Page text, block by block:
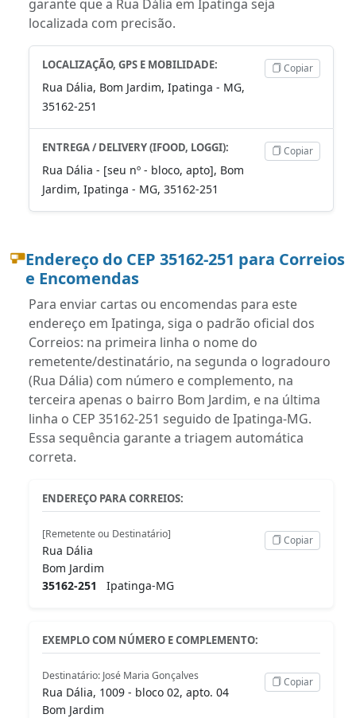
garante que a Rua Dália em Ipatinga seja
localizada com precisão.
LOCALIZAÇÃO, GPS E MOBILIDADE:
Rua Dália, Bom Jardim, Ipatinga - MG,
35162-251
Copiar
ENTREGA / DELIVERY (IFOOD, LOGGI):
Rua Dália - [seu nº - bloco, apto], Bom
Jardim, Ipatinga - MG, 35162-251
Copiar
Endereço do CEP 35162-251 para Correios
e Encomendas
Para enviar cartas ou encomendas para este
endereço em Ipatinga, siga o padrão oficial dos
Correios: na primeira linha o nome do
remetente/destinatário, na segunda o logradouro
(Rua Dália) com número e complemento, na
terceira apenas o bairro Bom Jardim, e na última
linha o CEP 35162-251 seguido de Ipatinga-MG.
Essa sequência garante a triagem automática
correta.
ENDEREÇO PARA CORREIOS:
[Remetente ou Destinatário]
Rua Dália
Bom Jardim
35162-251
Ipatinga-MG
Copiar
EXEMPLO COM NÚMERO E COMPLEMENTO:
Destinatário: José Maria Gonçalves
Rua Dália, 1009 - bloco 02, apto. 04
Bom Jardim
Copiar